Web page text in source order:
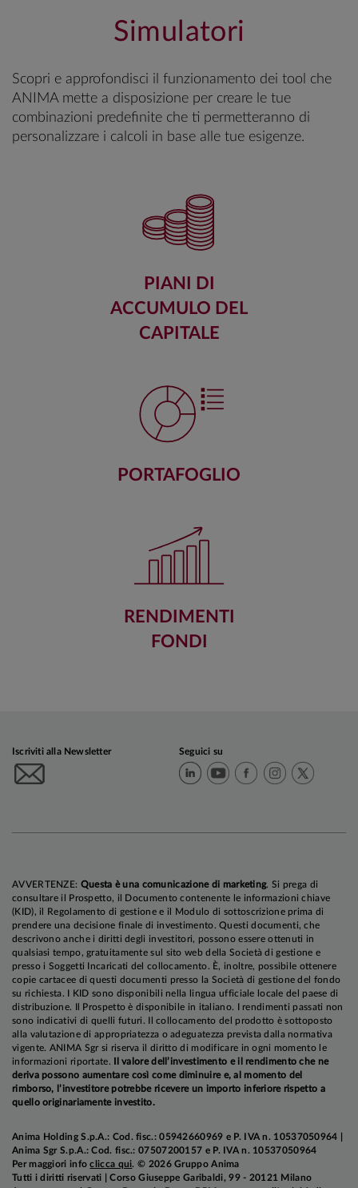
Simulatori
Scopri e approfondisci il funzionamento dei tool che
ANIMA mette a disposizione per creare le tue
combinazioni predefinite che ti permetteranno di
personalizzare i calcoli in base alle tue esigenze.
PIANI DI
ACCUMULO DEL
CAPITALE
PORTAFOGLIO
RENDIMENTI
FONDI
Iscriviti alla Newsletter Seguici su
AVVERTENZE: Questa è una comunicazione di marketing. Si prega di
consultare il Prospetto, il Documento contenente le informazioni chiave
(KID), il Regolamento di gestione e il Modulo di sottoscrizione prima di
prendere una decisione finale di investimento. Questi documenti, che
descrivono anche i diritti degli investitori, possono essere ottenuti in
qualsiasi tempo, gratuitamente sul sito web della Società di gestione e
presso i Soggetti Incaricati del collocamento. È, inoltre, possibile ottenere
copie cartacee di questi documenti presso la Società di gestione del fondo
su richiesta. I KID sono disponibili nella lingua ufficiale locale del paese di
distribuzione. Il Prospetto è disponibile in italiano. I rendimenti passati non
sono indicativi di quelli futuri. Il collocamento del prodotto è sottoposto
alla valutazione di appropriatezza o adeguatezza prevista dalla normativa
vigente. ANIMA Sgr si riserva il diritto di modificare in ogni momento le
informazioni riportate.
Il valore dell’investimento e il rendimento che ne
deriva possono aumentare così come diminuire e, al momento del
rimborso, l’investitore potrebbe ricevere un importo inferiore rispetto a
quello originariamente investito.
Anima Holding S.p.A.: Cod. fisc.: 05942660969 e P. IVA n. 10537050964 |
Anima Sgr S.p.A.: Cod. fisc.: 07507200157 e P. IVA n. 10537050964
Per maggiori infoclicca qui. © 2026 Gruppo Anima
Tutti i diritti riservati | Corso Giuseppe Garibaldi, 99 - 20121 Milano